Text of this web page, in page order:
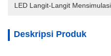
LED Langit-Langit
Deskripsi Produk